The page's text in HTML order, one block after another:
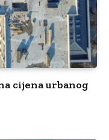
cijena urbanog